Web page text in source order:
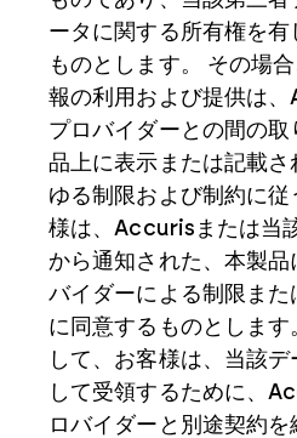
ータに関する所有権を
ものとします。 その場
報の利用および提供は
プロバイダーとの間の
品上に表示または記載
ゆる制限および制約に
様は、Accurisまたは当
から通知された、本製品
バイダーによる制限また
に同意するものとします
して、お客様は、当該
して受領するために、
ロバイダーと別途契約